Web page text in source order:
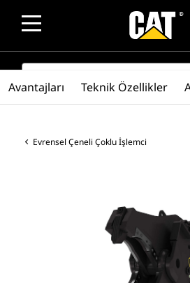
SEARCH
Evrensel Çeneli Çoklu İşlemci
Avantajları Teknik Özellikler